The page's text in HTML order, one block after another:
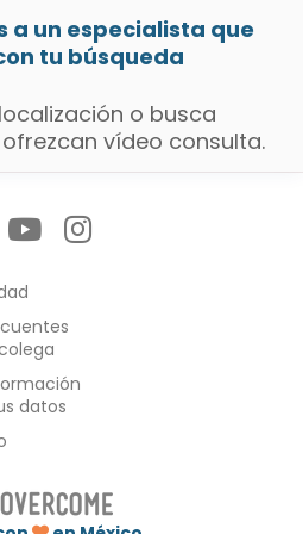
a un especialista que
tu búsqueda
o busca
vídeo consulta.
datos